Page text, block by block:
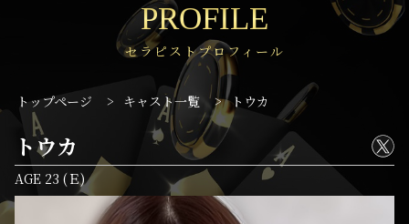
セラピストプロフィール
PROFILE
トップページ > キャスト一覧 > トウカ
トウカ
AGE 23 (Ｅ)